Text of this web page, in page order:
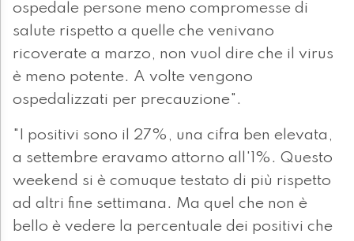
ospedale persone meno compromesse di
salute rispetto a quelle che venivano
ricoverate a marzo, non vuol dire che il virus
è meno potente. A volte vengono
ospedalizzati per precauzione".
"I positivi sono il 27%, una cifra ben elevata,
a settembre eravamo attorno all'1%. Questo
weekend si è comuque testato di più rispetto
ad altri fine settimana. Ma quel che non è
bello è vedere la percentuale dei positivi che